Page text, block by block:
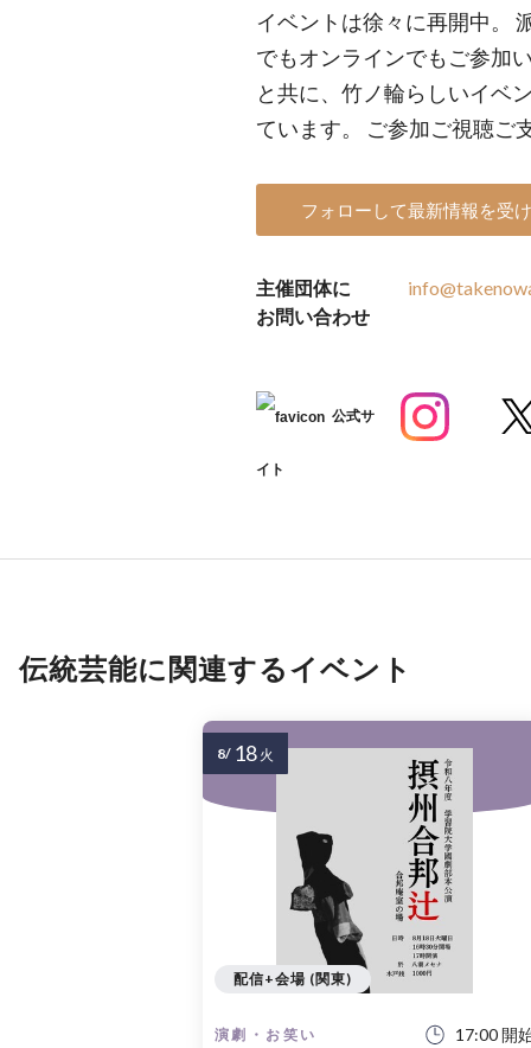
イベントは徐々に再開中。
でもオンラインでもご参加
と共に、竹ノ輪らしいイベ
ています。 ご参加ご視聴ご
フォローして最新情報を受
主催団体に
お問い合わせ
公式サ
イト
伝統芸能に関連するイベント
演劇・お笑い 17:00 開
配信+会場 (関東)
8/ 18 火